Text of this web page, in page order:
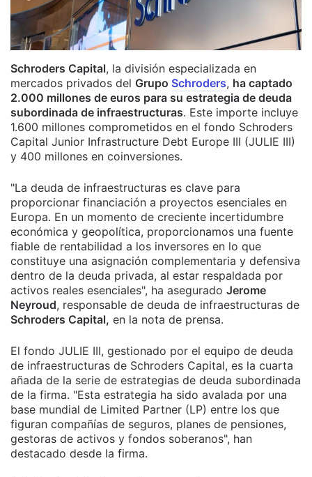
Schroders Capital, la división especializada en
mercados privados del Grupo Schroders, ha captado
2.000 millones de euros para su estrategia de deuda
subordinada de infraestructuras. Este importe incluye
1.600 millones comprometidos en el fondo Schroders
Capital Junior Infrastructure Debt Europe III (JULIE III)
y 400 millones en coinversiones.
"La deuda de infraestructuras es clave para
proporcionar financiación a proyectos esenciales en
Europa. En un momento de creciente incertidumbre
económica y geopolítica, proporcionamos una fuente
fiable de rentabilidad a los inversores en lo que
constituye una asignación complementaria y defensiva
dentro de la deuda privada, al estar respaldada por
activos reales esenciales", ha asegurado Jerome
Neyroud, responsable de deuda de infraestructuras de
Schroders Capital, en la nota de prensa.
El fondo JULIE III, gestionado por el equipo de deuda
de infraestructuras de Schroders Capital, es la cuarta
añada de la serie de estrategias de deuda subordinada
de la firma. "Esta estrategia ha sido avalada por una
base mundial de Limited Partner (LP) entre los que
figuran compañías de seguros, planes de pensiones,
gestoras de activos y fondos soberanos", han
destacado desde la firma.